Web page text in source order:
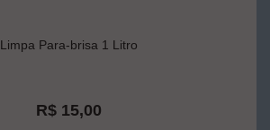
Limpa Para-brisa 1 Litro
R$ 15,00